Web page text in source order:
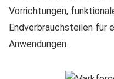
Vorrichtungen,
Endverbrauchsteilen für
Anwendungen.